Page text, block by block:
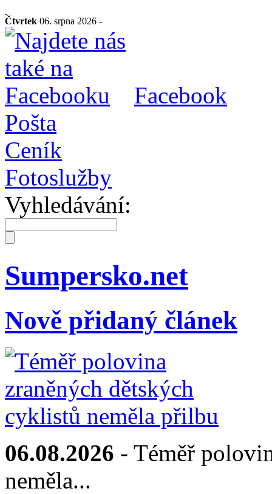
Čtvrtek 06. srpna 2026 -
Facebook
Pošta
Ceník
Fotoslužby
Vyhledávání:
Sumpersko.net
Nově přidaný článek
06.08.2026 - Téměř
neměla...